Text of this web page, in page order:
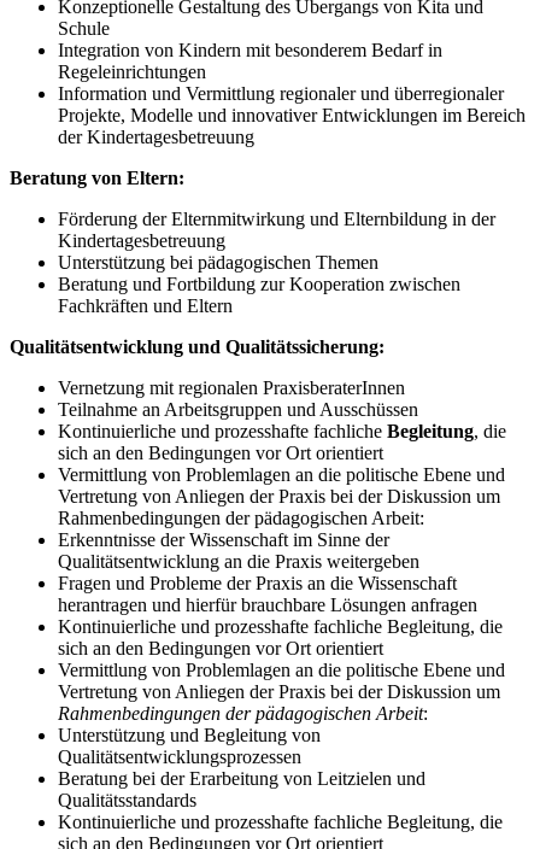
Konzeptionelle Gestaltung des Übergangs von Kita und
Schule
Integration von Kindern mit besonderem Bedarf in
Regeleinrichtungen
Information und Vermittlung regionaler und überregionaler
Projekte, Modelle und innovativer Entwicklungen im Bereich
der Kindertagesbetreuung
Beratung von Eltern:
Förderung der Elternmitwirkung und Elternbildung in der
Kindertagesbetreuung
Unterstützung bei pädagogischen Themen
Beratung und Fortbildung zur Kooperation zwischen
Fachkräften und Eltern
Qualitätsentwicklung und Qualitätssicherung:
Vernetzung mit regionalen PraxisberaterInnen
Teilnahme an Arbeitsgruppen und Ausschüssen
Kontinuierliche und prozesshafte fachliche Begleitung, die
sich an den Bedingungen vor Ort orientiert
Vermittlung von Problemlagen an die politische Ebene und
Vertretung von Anliegen der Praxis bei der Diskussion um
Rahmenbedingungen der pädagogischen Arbeit:
Erkenntnisse der Wissenschaft im Sinne der
Qualitätsentwicklung an die Praxis weitergeben
Fragen und Probleme der Praxis an die Wissenschaft
herantragen und hierfür brauchbare Lösungen anfragen
Kontinuierliche und prozesshafte fachliche Begleitung, die
sich an den Bedingungen vor Ort orientiert
Vermittlung von Problemlagen an die politische Ebene und
Vertretung von Anliegen der Praxis bei der Diskussion um
Rahmenbedingungen der pädagogischen Arbeit:
Unterstützung und Begleitung von
Qualitätsentwicklungsprozessen
Beratung bei der Erarbeitung von Leitzielen und
Qualitätsstandards
Kontinuierliche und prozesshafte fachliche Begleitung, die
sich an den Bedingungen vor Ort orientiert